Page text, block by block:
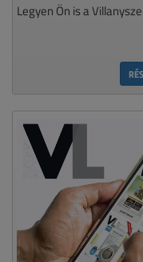
Legyen Ön is a